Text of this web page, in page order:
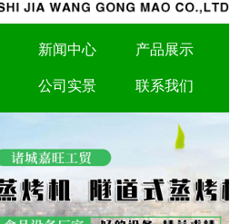
新闻中心 产品展示
公司实景 联系我们